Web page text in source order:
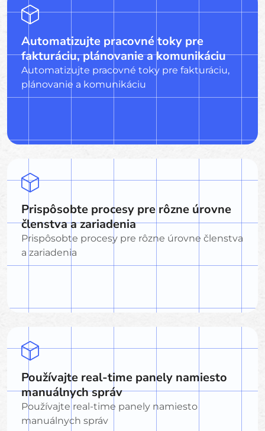
Automatizujte pracovné toky pre
fakturáciu, plánovanie a komunikáciu
Automatizujte pracovné toky pre fakturáciu,
plánovanie a komunikáciu
Prispôsobte procesy pre rôzne úrovne
členstva a zariadenia
Prispôsobte procesy pre rôzne úrovne členstva
a zariadenia
Používajte real-time panely namiesto
manuálnych správ
Používajte real-time panely namiesto
manuálnych správ